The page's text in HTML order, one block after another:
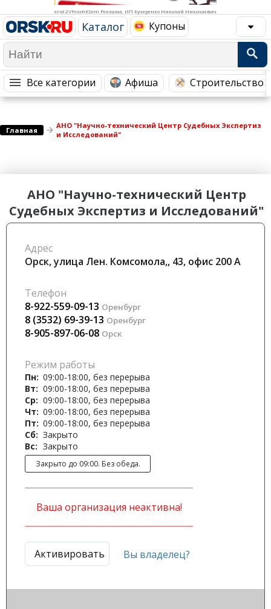
erid:2VfnxxhKSem Реклама. ИП Кучеренко Николай Николаевич
Каталог Купоны
Все категории Афиша Строительство
Медицина Здоровье
Путешествия, Туризм
Гостиницы
Образование
Бытовые услуги
СМИ и Реклама
Промышленность
Сельское хозяйство
Ветеринария, Зоотовары
Курьерская служба, Службы до...
Купоны
Главная
АНО "Научно-технический Центр Судебных Экспертиз
и Исследований"
АНО "Научно-технический Центр
Судебных Экспертиз и Исследований"
Адрес
Орск, улица Лен. Комсомола,, 43, офис 200 А
Телефон
8-922-559-09-13 Оренбург
8 (3532) 69-39-13 Оренбург
8-905-897-06-08 Орск
Режим работы
Пн: 09:00-18:00, без перерыва
Вт: 09:00-18:00, без перерыва
Ср: 09:00-18:00, без перерыва
Чт: 09:00-18:00, без перерыва
Пт: 09:00-18:00, без перерыва
Сб: Закрыто
Вс: Закрыто
Закрыто до 09:00. Без обеда.
Ваша организация неактивна!
Активировать Вы владелец?